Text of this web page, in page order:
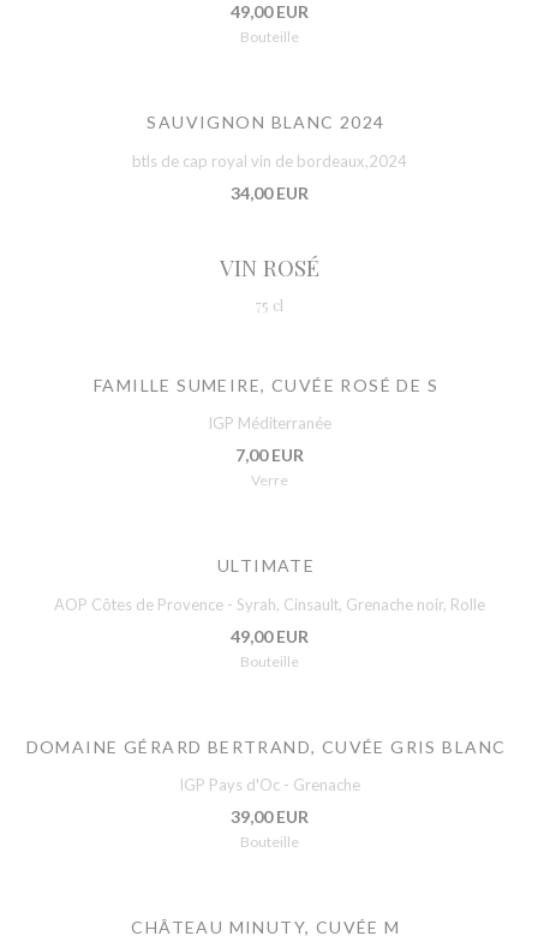
49,00 EUR
Bouteille
SAUVIGNON BLANC 2024
btls de cap royal vin de bordeaux,2024
34,00 EUR
VIN ROSÉ
75 cl
FAMILLE SUMEIRE, CUVÉE ROSÉ DE S
IGP Méditerranée
7,00 EUR
Verre
ULTIMATE
AOP Côtes de Provence - Syrah, Cinsault, Grenache noir, Rolle
49,00 EUR
Bouteille
DOMAINE GÉRARD BERTRAND, CUVÉE GRIS BLANC
IGP Pays d'Oc - Grenache
39,00 EUR
Bouteille
CHÂTEAU MINUTY, CUVÉE M